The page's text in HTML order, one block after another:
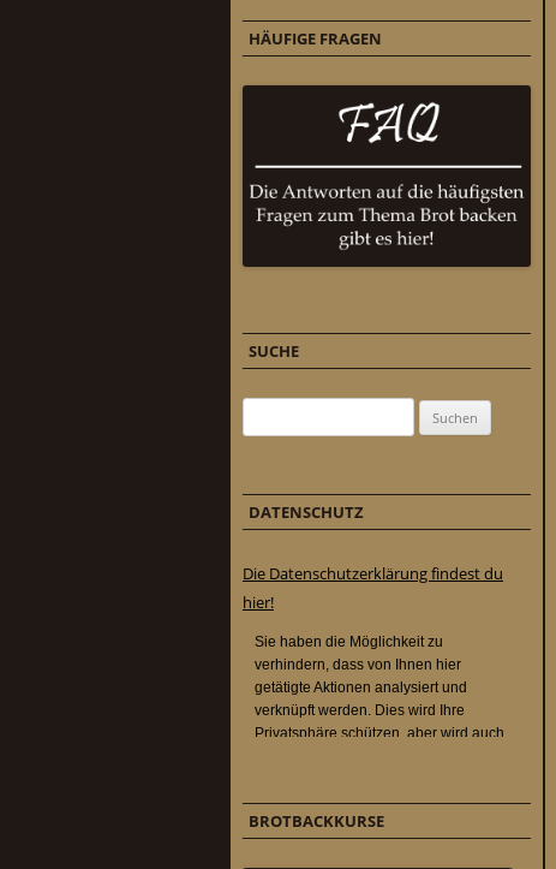
HÄUFIGE FRAGEN
SUCHE
DATENSCHUTZ
Die Datenschutzerklärung findest du
hier!
BROTBACKKURSE